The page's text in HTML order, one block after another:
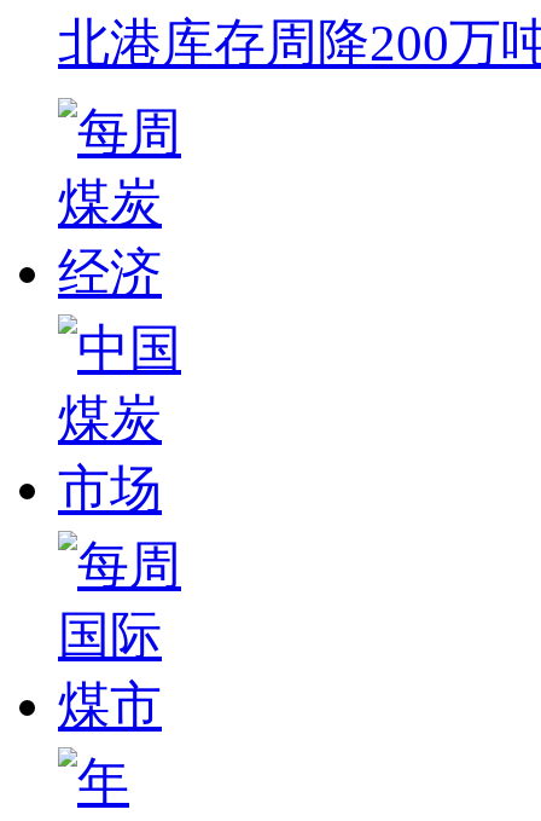
北港库存周降200万